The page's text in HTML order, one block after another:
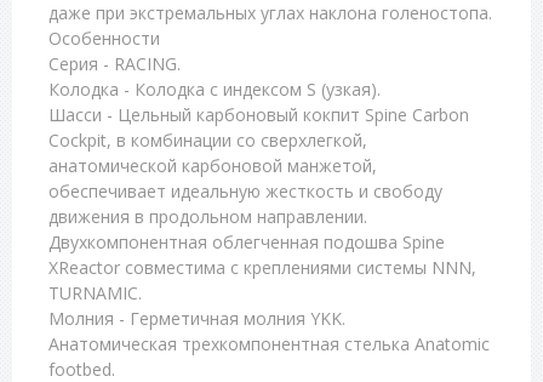
даже при экстремальных углах наклона голеностопа.
Особенности
Серия - RACING.
Колодка - Колодка с индексом S (узкая).
Шасси - Цельный карбоновый кокпит Spine Carbon
Cockpit, в комбинации со сверхлегкой,
анатомической карбоновой манжетой,
обеспечивает идеальную жесткость и свободу
движения в продольном направлении.
Двухкомпонентная облегченная подошва Spine
XReactor совместима с креплениями системы NNN,
TURNAMIC.
Молния - Герметичная молния YKK.
Анатомическая трехкомпонентная стелька Anatomic
footbed.